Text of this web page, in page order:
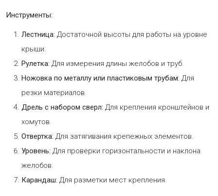
Инструменты:
Лестница: Достаточной высоты для работы на уровне
крыши.
Рулетка: Для измерения длины желобов и труб.
Ножовка по металлу или пластиковым трубам: Для
резки материалов.
Дрель с набором сверл: Для крепления кронштейнов и
хомутов.
Отвертка: Для затягивания крепежных элементов.
Уровень: Для проверки горизонтальности и наклона
желобов.
Карандаш: Для разметки мест крепления.